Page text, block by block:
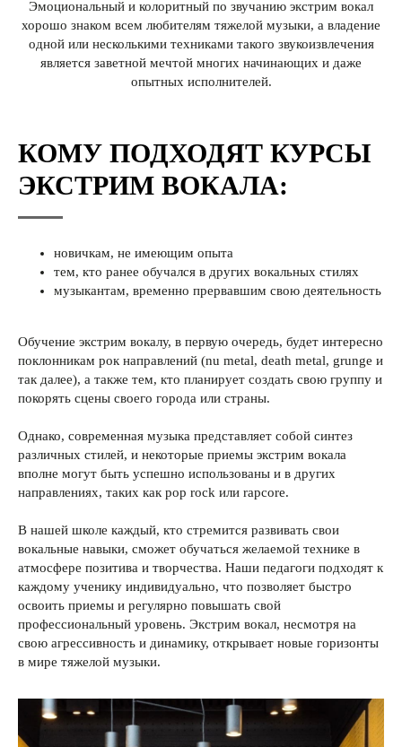
Эмоциональный и колоритный по звучанию экстрим вокал
хорошо знаком всем любителям тяжелой музыки, а владение
одной или несколькими техниками такого звукоизвлечения
является заветной мечтой многих начинающих и даже
опытных исполнителей.
КОМУ ПОДХОДЯТ КУРСЫ
ЭКСТРИМ ВОКАЛА:
новичкам, не имеющим опыта
тем, кто ранее обучался в других вокальных стилях
музыкантам, временно прервавшим свою деятельность
Обучение экстрим вокалу, в первую очередь, будет интересно
поклонникам рок направлений (nu metal, death metal, grunge и
так далее), а также тем, кто планирует создать свою группу и
покорять сцены своего города или страны.
Однако, современная музыка представляет собой синтез
различных стилей, и некоторые приемы экстрим вокала
вполне могут быть успешно использованы и в других
направлениях, таких как pop rock или rapcore.
В нашей школе каждый, кто стремится развивать свои
вокальные навыки, сможет обучаться желаемой технике в
атмосфере позитива и творчества. Наши педагоги подходят к
каждому ученику индивидуально, что позволяет быстро
освоить приемы и регулярно повышать свой
профессиональный уровень. Экстрим вокал, несмотря на
свою агрессивность и динамику, открывает новые горизонты
в мире тяжелой музыки.